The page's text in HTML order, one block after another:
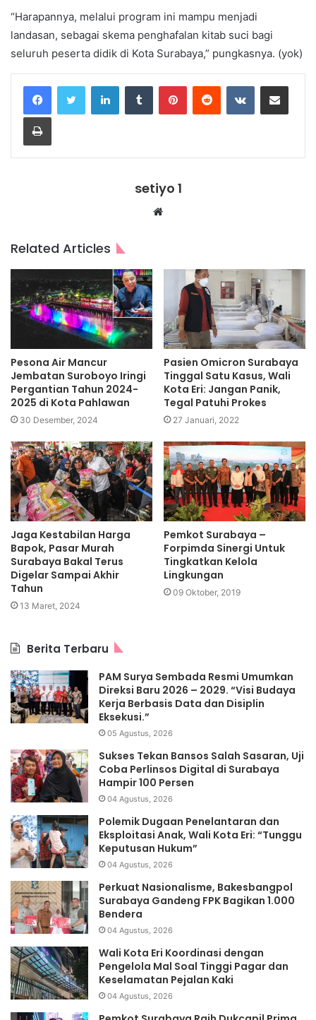
“Harapannya, melalui program ini mampu menjadi
landasan, sebagai skema penghafalan kitab suci bagi
seluruh peserta didik di Kota Surabaya,” pungkasnya. (yok)
LinkedInTumblr PinterestReddit VKontakteShare via Email
Print
setiyo 1
Website
Related Articles
Pesona Air Mancur
Jembatan Suroboyo Iringi
Pergantian Tahun 2024-
2025 di Kota Pahlawan
30 Desember, 2024
Pasien Omicron Surabaya
Tinggal Satu Kasus, Wali
Kota Eri: Jangan Panik,
Tegal Patuhi Prokes
27 Januari, 2022
Jaga Kestabilan Harga
Bapok, Pasar Murah
Surabaya Bakal Terus
Digelar Sampai Akhir
Tahun
13 Maret, 2024
Pemkot Surabaya –
Forpimda Sinergi Untuk
Tingkatkan Kelola
Lingkungan
09 Oktober, 2019
Berita Terbaru
PAM Surya Sembada Resmi Umumkan
Direksi Baru 2026 – 2029. “Visi Budaya
Kerja Berbasis Data dan Disiplin
Eksekusi.”
05 Agustus, 2026
Sukses Tekan Bansos Salah Sasaran, Uji
Coba Perlinsos Digital di Surabaya
Hampir 100 Persen
04 Agustus, 2026
Polemik Dugaan Penelantaran dan
Eksploitasi Anak, Wali Kota Eri: “Tunggu
Keputusan Hukum”
04 Agustus, 2026
Perkuat Nasionalisme, Bakesbangpol
Surabaya Gandeng FPK Bagikan 1.000
Bendera
04 Agustus, 2026
Wali Kota Eri Koordinasi dengan
Pengelola Mal Soal Tinggi Pagar dan
Keselamatan Pejalan Kaki
04 Agustus, 2026